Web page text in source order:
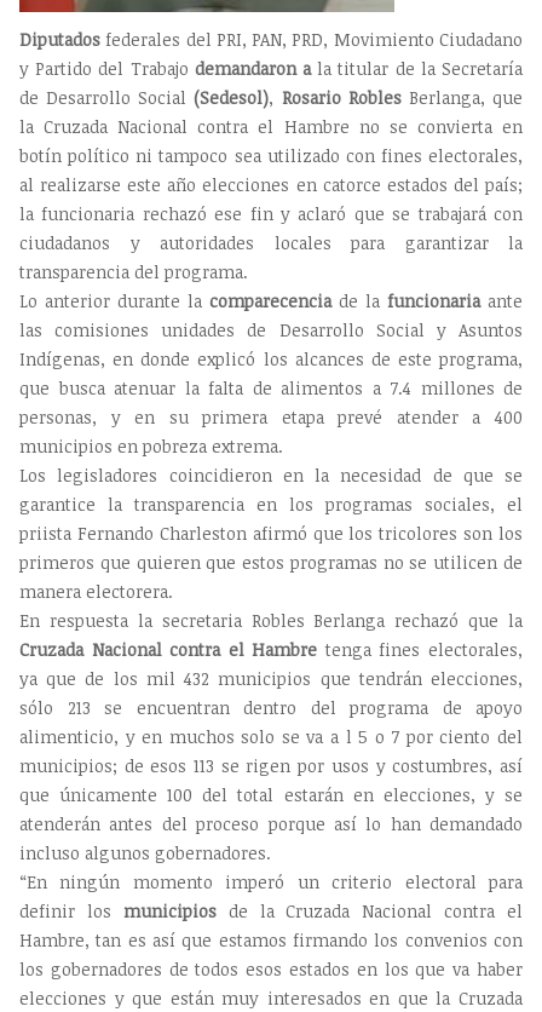
Diputados federales del PRI, PAN, PRD, Movimiento Ciudadano
y Partido del Trabajo demandaron ala titular de la Secretaría
de Desarrollo Social (Sedesol), Rosario RoblesBerlanga, que
la Cruzada Nacional contra el Hambre no se convierta en
botín político ni tampoco sea utilizado con fines electorales,
al realizarse este año elecciones en catorce estados del país;
la funcionaria rechazó ese fin y aclaró que se trabajará con
ciudadanos y autoridades locales para garantizar la
transparencia del programa.
Lo anterior durante la comparecenciade la funcionariaante
las comisiones unidades de Desarrollo Social y Asuntos
Indígenas, en donde explicó los alcances de este programa,
que busca atenuar la falta de alimentos a 7.4 millones de
personas, y en su primera etapa prevé atender a 400
municipios en pobreza extrema.
Los legisladores coincidieron en la necesidad de que se
garantice la transparencia en los programas sociales, el
priista Fernando Charleston afirmó que los tricolores son los
primeros que quieren que estos programas no se utilicen de
manera electorera.
En respuesta la secretaria Robles Berlanga rechazó que la
Cruzada Nacional contra el Hambre tenga fines electorales,
ya que de los mil 432 municipios que tendrán elecciones,
sólo 213 se encuentran dentro del programa de apoyo
alimenticio, y en muchos solo se va a l 5 o 7 por ciento del
municipios; de esos 113 se rigen por usos y costumbres, así
que únicamente 100 del total estarán en elecciones, y se
atenderán antes del proceso porque así lo han demandado
incluso algunos gobernadores.
“En ningún momento imperó un criterio electoral para
definir los municipiosde la Cruzada Nacional contra el
Hambre, tan es así que estamos firmando los convenios con
los gobernadores de todos esos estados en los que va haber
elecciones y que están muy interesados en que la Cruzada